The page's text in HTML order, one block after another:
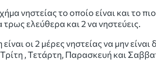
νηστείας το οποίο είναι και το
ελεύθερα και 2 να νηστεύεις.
οι 2 μέρες νηστείας να μην
, Τετάρτη, Παρασκευή και